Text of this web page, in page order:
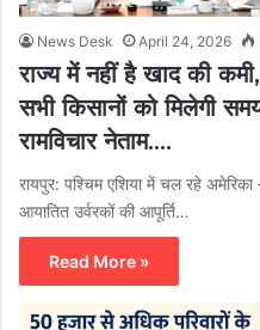
News Desk April 24, 2026
राज्य में नहीं है खाद की
सभी किसानों को मिलेगी
रामविचार नेताम….
रायपुर: पश्चिम एशिया में चल रहे
आयातित उर्वरकों की आपूर्ति…
Read More »